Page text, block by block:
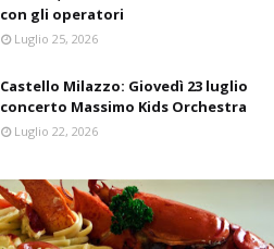
con gli operatori
Luglio 25, 2026
Castello Milazzo: Giovedì 23 luglio
concerto Massimo Kids Orchestra
Luglio 22, 2026